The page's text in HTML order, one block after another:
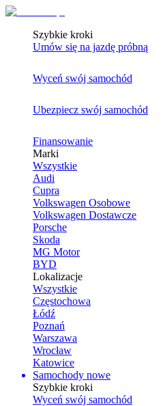
Szybkie kroki
Umów się na jazdę próbną
Wyceń swój samochód
Ubezpiecz swój samochód
Finansowanie
Marki
Wszystkie
Audi
Cupra
Volkswagen Osobowe
Volkswagen Dostawcze
Porsche
Skoda
MG Motor
BYD
Lokalizacje
Wszystkie
Częstochowa
Łódź
Poznań
Warszawa
Wrocław
Katowice
Samochody nowe
Szybkie kroki
Wyceń swój samochód